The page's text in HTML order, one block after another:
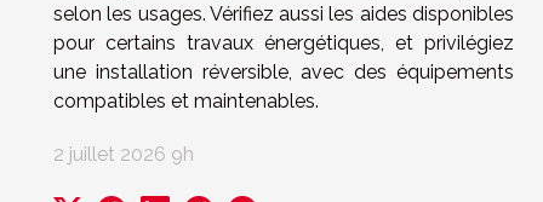
selon les usages. Vérifiez aussi les aides disponibles
pour certains travaux énergétiques, et privilégiez
une installation réversible, avec des équipements
compatibles et maintenables.
2 juillet 2026 9h